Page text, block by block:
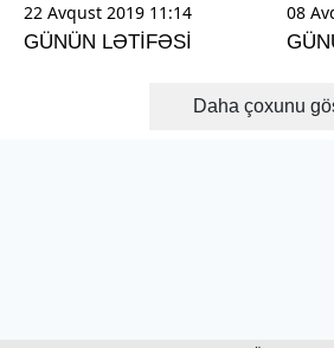
22 Avqust 2019 11:14
GÜNÜN LƏTİFƏSİ
08
Daha çoxunu